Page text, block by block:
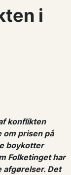
i
konflikten
om prisen på
boykotter
Folketinget har
afgørelser. Det